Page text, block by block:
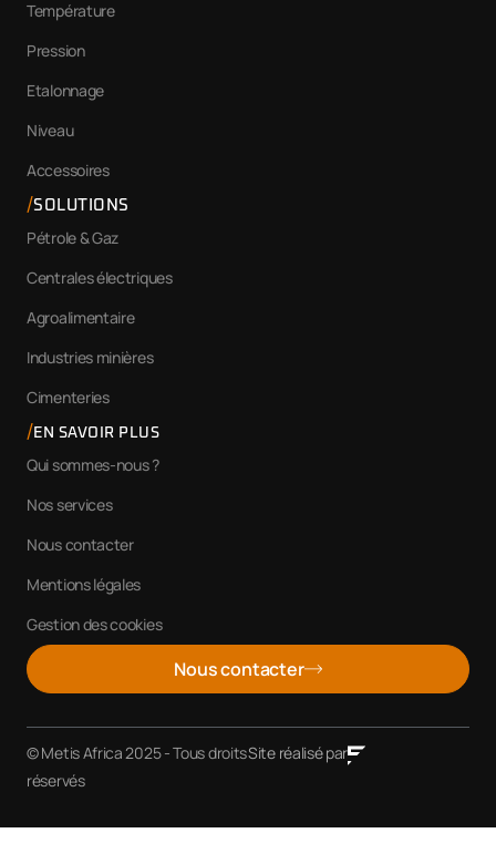
Température
Pression
Etalonnage
Niveau
Accessoires
SOLUTIONS
Pétrole & Gaz
Centrales électriques
Agroalimentaire
Industries minières
Cimenteries
EN SAVOIR PLUS
Qui sommes-nous ?
Nos services
Nous contacter
Mentions légales
Gestion des cookies
Nous contacter
© Metis Africa 2025 - Tous droits
réservés
Site réalisé par